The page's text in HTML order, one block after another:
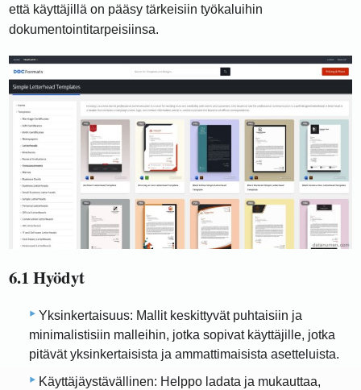
että käyttäjillä on pääsy tärkeisiin työkaluihin
dokumentointitarpeisiinsa.
6.1 Hyödyt
Yksinkertaisuus: Mallit keskittyvät puhtaisiin ja
minimalistisiin malleihin, jotka sopivat käyttäjille, jotka
pitävät yksinkertaisista ja ammattimaisista asetteluista.
Käyttäjäystävällinen: Helppo ladata ja mukauttaa,